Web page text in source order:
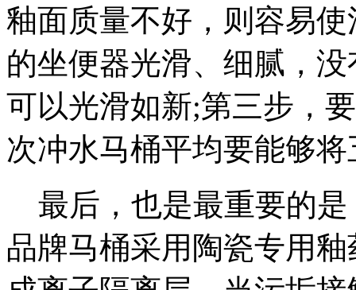
釉面质量不好，则容易
的坐便器光滑、细腻，
可以光滑如新;第三步，
次冲水马桶平均要能够
最后，也是最重要的是
品牌马桶采用陶瓷专用